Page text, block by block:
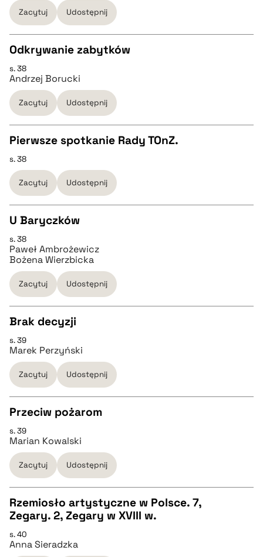
pobierz cytat
BIBTEX
pobierz cytat
Zacytuj Udostępnij
CZYSTY TEKST
pobierz cytat
BIBTEX
pobierz cytat
Odkrywanie zabytków
s. 38
Andrzej Borucki
Zacytuj Udostępnij
CZYSTY TEKST
pobierz cytat
BIBTEX
pobierz cytat
Pierwsze spotkanie Rady TOnZ.
s. 38
Zacytuj Udostępnij
CZYSTY TEKST
pobierz cytat
pobierz cytat
U Baryczków
s. 38
Paweł Ambrożewicz
Bożena Wierzbicka
Zacytuj Udostępnij
CZYSTY TEKST
pobierz cytat
BIBTEX
pobierz cytat
Brak decyzji
s. 39
Marek Perzyński
Zacytuj Udostępnij
CZYSTY TEKST
pobierz cytat
BIBTEX
Przeciw pożarom
s. 39
Marian Kowalski
Zacytuj Udostępnij
CZYSTY TEKST
Rzemiosło artystyczne w Polsce. 7,
Zegary. 2, Zegary w XVIII w.
s. 40
Anna Sieradzka